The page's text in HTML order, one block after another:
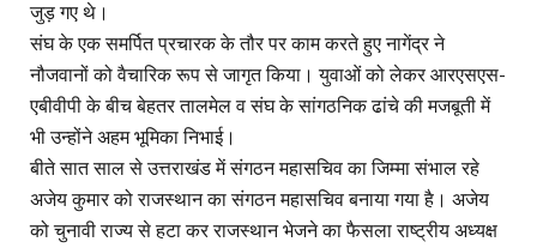
जुड़ गए थे।
संघ के एक समर्पित प्रचारक के तौर पर काम करते हुए नागेंद्र ने
नौजवानों को वैचारिक रूप से जागृत किया। युवाओं को लेकर आरएसएस-
एबीवीपी के बीच बेहतर तालमेल व संघ के सांगठनिक ढांचे की मजबूती में
भी उन्होंने अहम भूमिका निभाई।
बीते सात साल से उत्तराखंड में संगठन महासचिव का जिम्मा संभाल रहे
अजेय कुमार को राजस्थान का संगठन महासचिव बनाया गया है। अजेय
को चुनावी राज्य से हटा कर राजस्थान भेजने का फैसला राष्ट्रीय अध्यक्ष